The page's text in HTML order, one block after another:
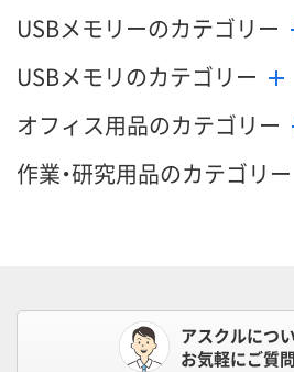
USBメモリーのカテゴリー
USBメモリのカテゴリー
オフィス用品のカテゴリー
作業・研究用品のカテゴリー
アスクルにつ
お気軽にご質